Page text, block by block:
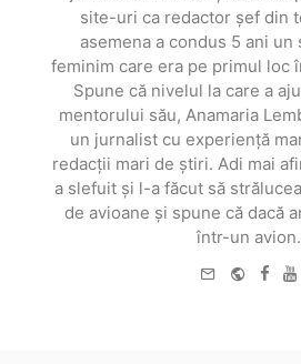
site-uri ca redactor șef din
asemena a condus 5 ani
feminim care era pe primul loc
Spune că nivelul la care a
mentorului său, Anamaria
un jurnalist cu experiență
redacții mari de știri. Adi mai
a slefuit și l-a făcut să
de avioane și spune că dacă
într-un avion.
e-
Website